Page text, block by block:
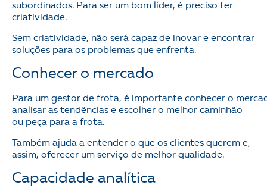
subordinados. Para ser um bom líder, é preciso ter
criatividade.
Sem criatividade, não será capaz de inovar e encontrar
soluções para os problemas que enfrenta.
Conhecer o mercado
Para um gestor de frota, é importante conhecer o
analisar as tendências e escolher o melhor caminhão
ou peça para a frota.
Também ajuda a entender o que os clientes querem e,
assim, oferecer um serviço de melhor qualidade.
Capacidade analítica